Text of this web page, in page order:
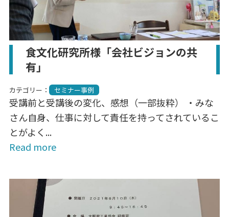
食文化研究所様「会社ビジョンの共
有」
カテゴリー： セミナー事例
受講前と受講後の変化、感想（一部抜粋） ・みな
さん自身、仕事に対して責任を持ってされているこ
とがよく...
Read more